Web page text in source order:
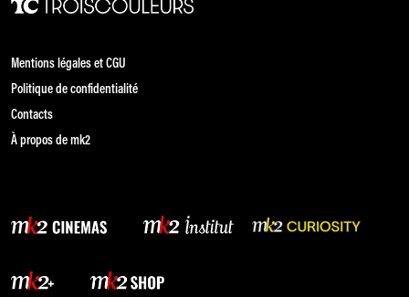
Mentions légales et CGU
Politique de confidentialité
Contacts
À propos de mk2